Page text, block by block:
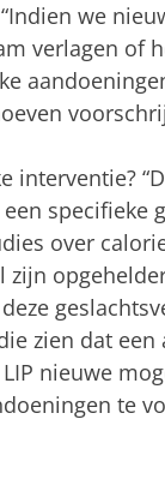
we
verlagen of
interventie?
specifieke
over
zien dat een
nieuwe
te